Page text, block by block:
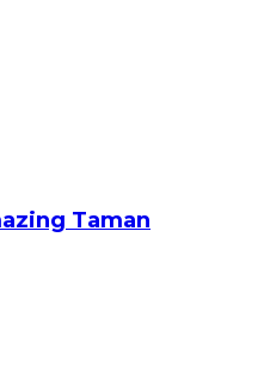
Taman